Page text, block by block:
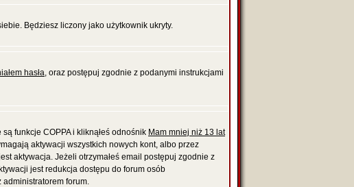
Będziesz liczony jako użytkownik ukryty.
hasła, oraz postępuj zgodnie z podanymi instrukcjami
funkcje COPPA i kliknąłeś odnośnik Mam mniej niż 13 lat
aktywacji wszystkich nowych kont, albo przez
aktywacja. Jeżeli otrzymałeś email postępuj zgodnie z
jest redukcja dostępu do forum osób
administratorem forum.